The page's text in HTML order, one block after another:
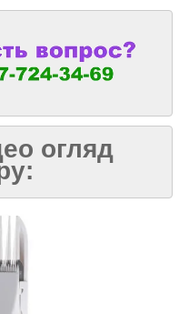
огляд